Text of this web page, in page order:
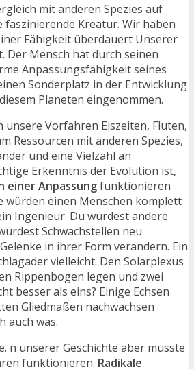
mit anderen Spezies auf
faszinierende Kreatur. Wir haben
Fähigkeit überdauert Unserer
Der Mensch hat durch seinen
Anpassungsfähigkeit seines
Sonderplatz in der Entwicklung
Planeten eingenommen.
unsere Vorfahren Eiszeiten, Fluten,
Ressourcen mit anderen Spezies,
und eine Vielzahl an
Erkenntnis der Evolution ist,
einer Anpassungfunktionieren
würden einen Menschen komplett
Ingenieur. Du würdest andere
Schwachstellen neu
in ihrer Form verändern. Ein
vielleicht. Den Solarplexus
Rippenbogen legen und zwei
besser als eins? Einige Echsen
Gliedmaßen nachwachsen
auch was.
n unserer Geschichte aber musste
funktionieren. Radikale